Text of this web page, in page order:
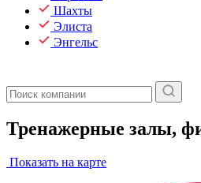
Шахты
Элиста
Энгельс
Тренажерные залы,
Показать на карте